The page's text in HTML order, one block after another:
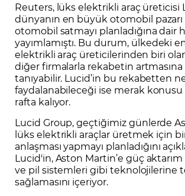
Reuters, lüks elektrikli araç üreticisi
dünyanın en büyük otomobil
otomobil satmayı planladığına dair
yayımlamıştı. Bu durum, ülkedeki
elektrikli araç üreticilerinden biri
diğer firmalarla rekabetin artmasına
tanıyabilir. Lucid’in bu rekabetten
faydalanabileceği ise merak konusu
rafta kalıyor.
Lucid Group, geçtiğimiz günlerde
lüks elektrikli araçlar üretmek için
anlaşması yapmayı planladığını
Lucid'in, Aston Martin’e güç
ve pil sistemleri gibi teknolojilerine
sağlamasını içeriyor.